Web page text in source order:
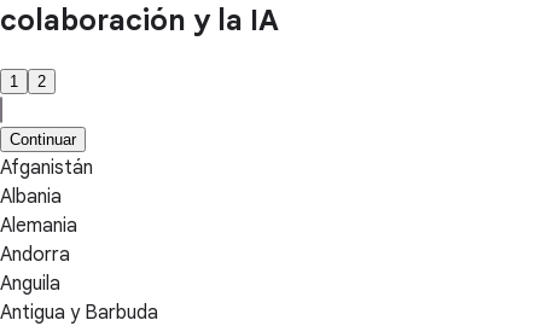
colaboración y la IA
1 2
Continuar
Afganistán
Albania
Alemania
Andorra
Anguila
Antigua y Barbuda